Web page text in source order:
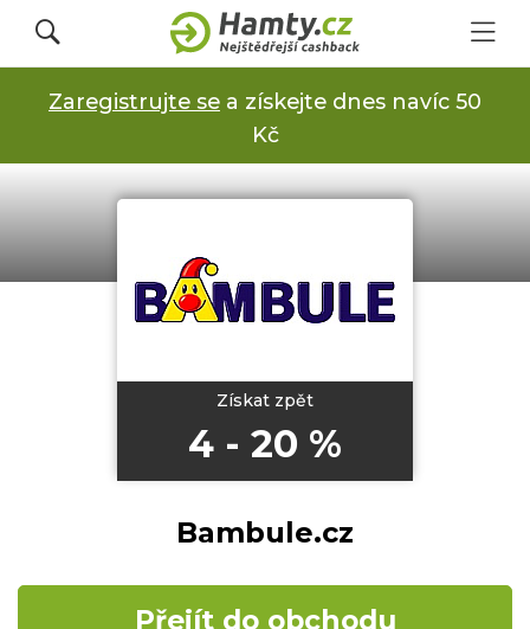
Přihlásit se
Registrovat
Obchody
Jak to funguje
Časté dotazy
Zaregistrujte se a získejte dnes navíc 50
Kč
Získat zpět
4 - 20 %
Bambule.cz
Přejít do obchodu